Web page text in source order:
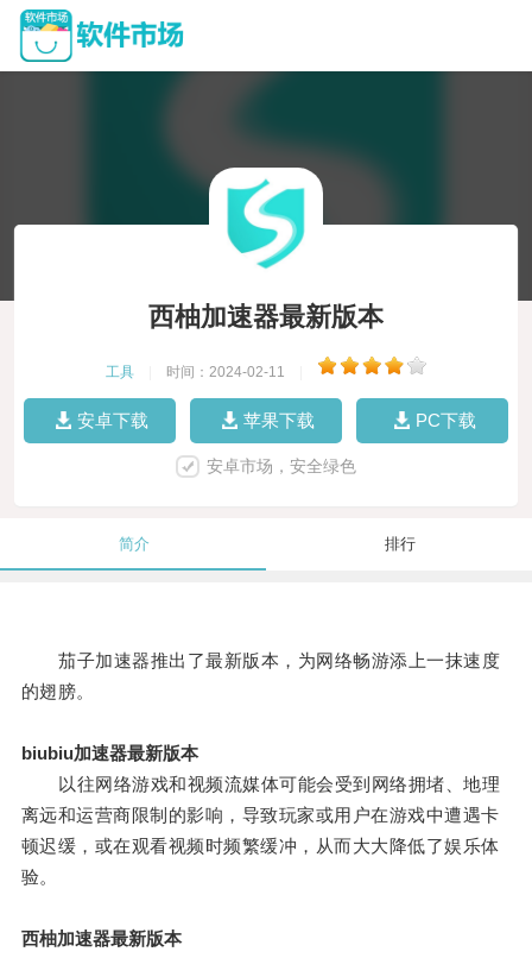
西柚加速器最新版本
工具 时间：2024-02-11
安卓下载 苹果下载 PC下载
安卓市场，安全绿色
简介 排行
茄子加速器推出了最新版本，为网络畅游添上一抹速度
的翅膀。
biubiu加速器最新版本
以往网络游戏和视频流媒体可能会受到网络拥堵、地理
离远和运营商限制的影响，导致玩家或用户在游戏中遭遇卡
顿迟缓，或在观看视频时频繁缓冲，从而大大降低了娱乐体
验。
西柚加速器最新版本